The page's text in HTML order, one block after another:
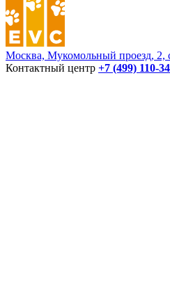
Москва, Мукомольный проезд, 2,
Контактный центр +7 (499) 110-